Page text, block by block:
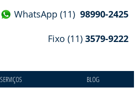
WhatsApp (11) 98990-2425
Fixo (11) 3579-9222
SERVIÇOS BLOG